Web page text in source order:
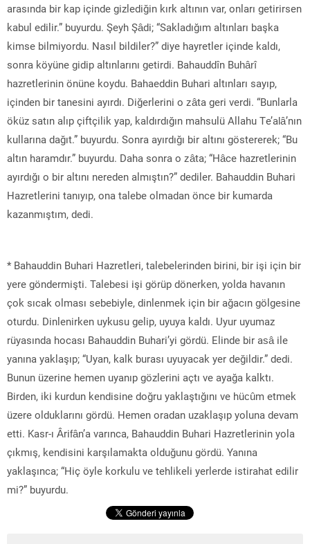
arasında bir kap içinde gizlediğin kırk altının var, onları getirirsen
kabul edilir.” buyurdu. Şeyh Şâdi; “Sakladığım altınları başka
kimse bilmiyordu. Nasıl bildiler?” diye hayretler içinde kaldı,
sonra köyüne gidip altınlarını getirdi. Bahauddîn Buhârî
hazretlerinin önüne koydu. Bahaeddin Buhari altınları sayıp,
içinden bir tanesini ayırdı. Diğerlerini o zâta geri verdi. “Bunlarla
öküz satın alıp çiftçilik yap, kaldırdığın mahsulü Allahu Te’alâ’nın
kullarına dağıt.” buyurdu. Sonra ayırdığı bir altını göstererek; “Bu
altın haramdır.” buyurdu. Daha sonra o zâta; “Hâce hazretlerinin
ayırdığı o bir altını nereden almıştın?” dediler. Bahauddin Buhari
Hazretlerini tanıyıp, ona talebe olmadan önce bir kumarda
kazanmıştım, dedi.
* Bahauddin Buhari Hazretleri, talebelerinden birini, bir işi için bir
yere göndermişti. Talebesi işi görüp dönerken, yolda havanın
çok sıcak olması sebebiyle, dinlenmek için bir ağacın gölgesine
oturdu. Dinlenirken uykusu gelip, uyuya kaldı. Uyur uyumaz
rüyasında hocası Bahauddin Buhari’yi gördü. Elinde bir asâ ile
yanına yaklaşıp; “Uyan, kalk burası uyuyacak yer değildir.” dedi.
Bunun üzerine hemen uyanıp gözlerini açtı ve ayağa kalktı.
Birden, iki kurdun kendisine doğru yaklaştığını ve hücûm etmek
üzere olduklarını gördü. Hemen oradan uzaklaşıp yoluna devam
etti. Kasr-ı Ârifân’a varınca, Bahauddin Buhari Hazretlerinin yola
çıkmış, kendisini karşılamakta olduğunu gördü. Yanına
yaklaşınca; “Hiç öyle korkulu ve tehlikeli yerlerde istirahat edilir
mi?” buyurdu.